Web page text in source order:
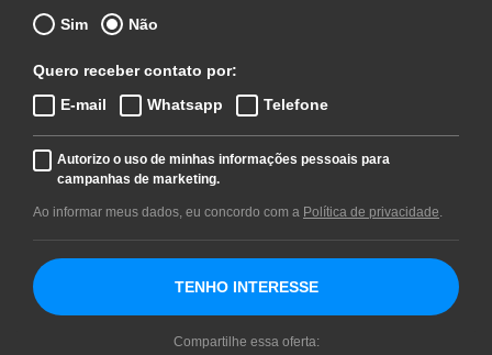
Sim
Não
Quero receber contato por:
E-mail
Whatsapp Telefone
Autorizo o uso de minhas informações pessoais para
campanhas de marketing.
Ao informar meus dados, eu concordo com a Política de privacidade.
TENHO INTERESSE
Compartilhe essa oferta: